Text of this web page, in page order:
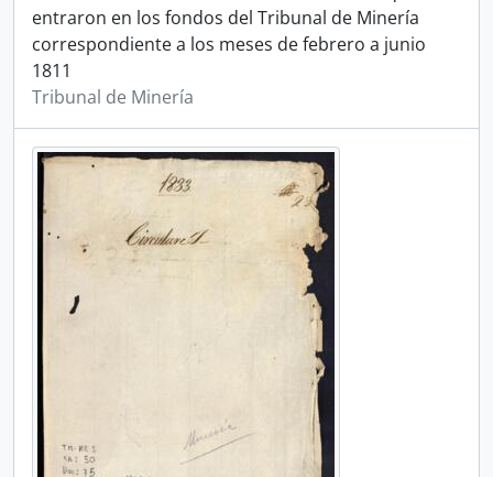
entraron en los fondos del Tribunal de Minería
correspondiente a los meses de febrero a junio
1811
Tribunal de Minería